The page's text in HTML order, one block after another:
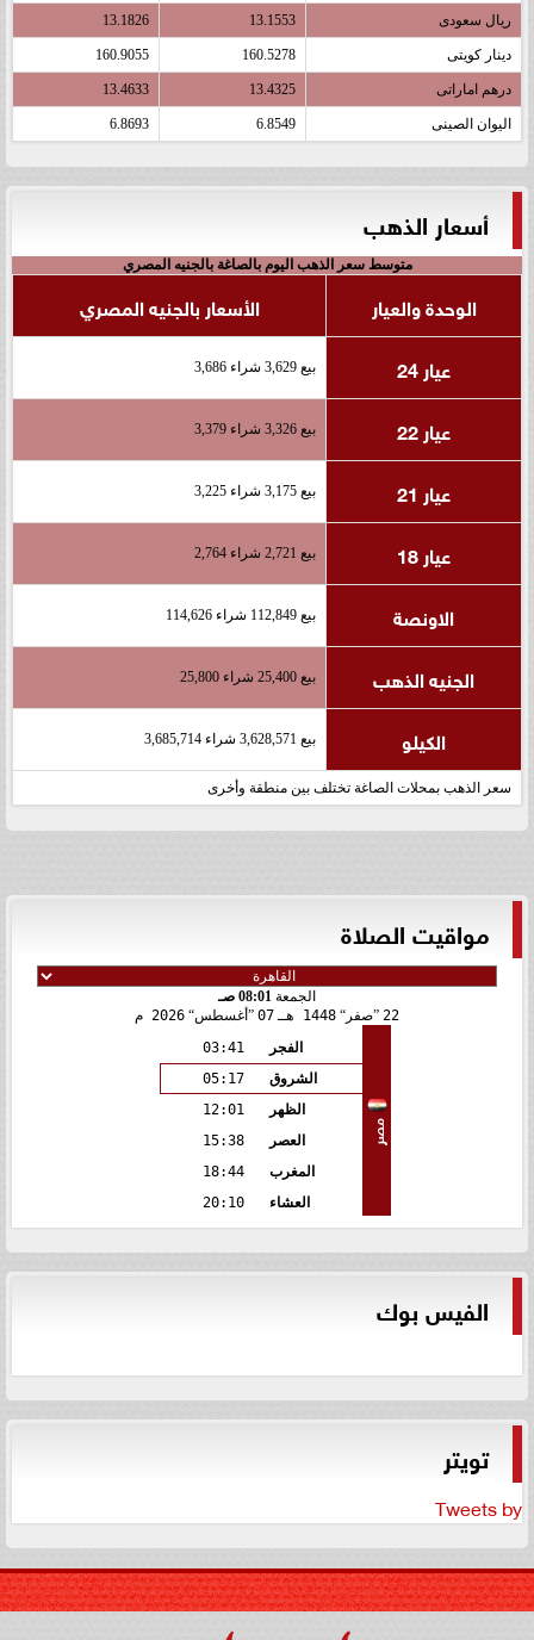
ريال سعودى 13.1553
13.1826
دينار كويتى 160.5278
160.9055
درهم اماراتى 13.4325
13.4633
اليوان الصينى 6.8549
6.8693
أسعار الذهب
متوسط سعر الذهب اليوم بالصاغة بالجنيه المصري
الوحدة والعيار
الأسعار بالجنيه المصري
عيار 24
بيع 3,629 شراء 3,686
عيار 22 بيع 3,326 شراء 3,379
عيار 21 بيع 3,175 شراء 3,225
عيار 18 بيع 2,721 شراء 2,764
الاونصة بيع 112,849 شراء 114,626
الجنيه الذهب بيع 25,400 شراء 25,800
الكيلو بيع 3,628,571 شراء 3,685,714
سعر الذهب بمحلات الصاغة تختلف بين منطقة وأخرى
مواقيت الصلاة
الجمعة 08:01 صـ
22 صفر 1448 هـ 07 أغسطس 2026 م
مصر
الفجر
03:41
الشروق
05:17
الظهر
12:01
العصر
15:38
المغرب
18:44
العشاء
20:10
الفيس بوك
تويتر
Tweets by